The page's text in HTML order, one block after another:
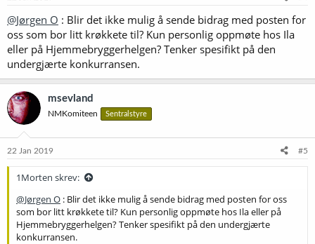
Konkurransene skjer i samarbeid med Ila Hjemmebrygg
( homebrew.no) på St. Hanshaugen Senter, som fører
kvalitetsråvarer som Barke-pilsnermalt fra Weyermann,
engelsk malt fra Simpsons, gjær fra Imperial og Omega, og
ellers alt annet du skulle trenge til bryggingen.
Det skal leveres to flasker av hvert deltakende brygg.
Flaskene merkes med lapper som du skriver ut fra
påmeldingsløsningen. Innlevering av flaskene skjer hos Ila
Hjemmebrygg i løpet av åpningstidene i de to ukene som er
Bedømmingen foretas av sertifiserte øldommere i tråd med
Norbryggs retningslinjer. De tre beste bryggene i hver
konkurranse – på tvers av alle aktuelle klasser – premieres
med gavekort på henholdsvis 1500, 1000 og 500 kr hos Ila
Hjemmebrygg. Vinnerne vil bli kontaktet og resultater og
dommerskjemaer vil bli gjort tilgjengelig på norbrygg.no i
etterkant.
@Jørgen O : Blir det ikke mulig å sende bidrag med posten for
oss som bor litt krøkkete til? Kun personlig oppmøte hos Ila
eller på Hjemmebryggerhelgen? Tenker spesifikt på den
undergjærte konkurransen.
msevland
NMKomiteen Sentralstyre
22 Jan 2019 #5
1Morten skrev:
@Jørgen O : Blir det ikke mulig å sende bidrag med posten for oss
som bor litt krøkkete til? Kun personlig oppmøte hos Ila eller på
Hjemmebryggerhelgen? Tenker spesifikt på den undergjærte
konkurransen.